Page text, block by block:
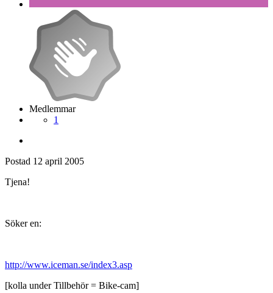
Medlemmar
1
Postad 12 april 2005
Tjena!
Söker en:
http://www.iceman.se/index3.asp
[kolla under Tillbehör = Bike-cam]